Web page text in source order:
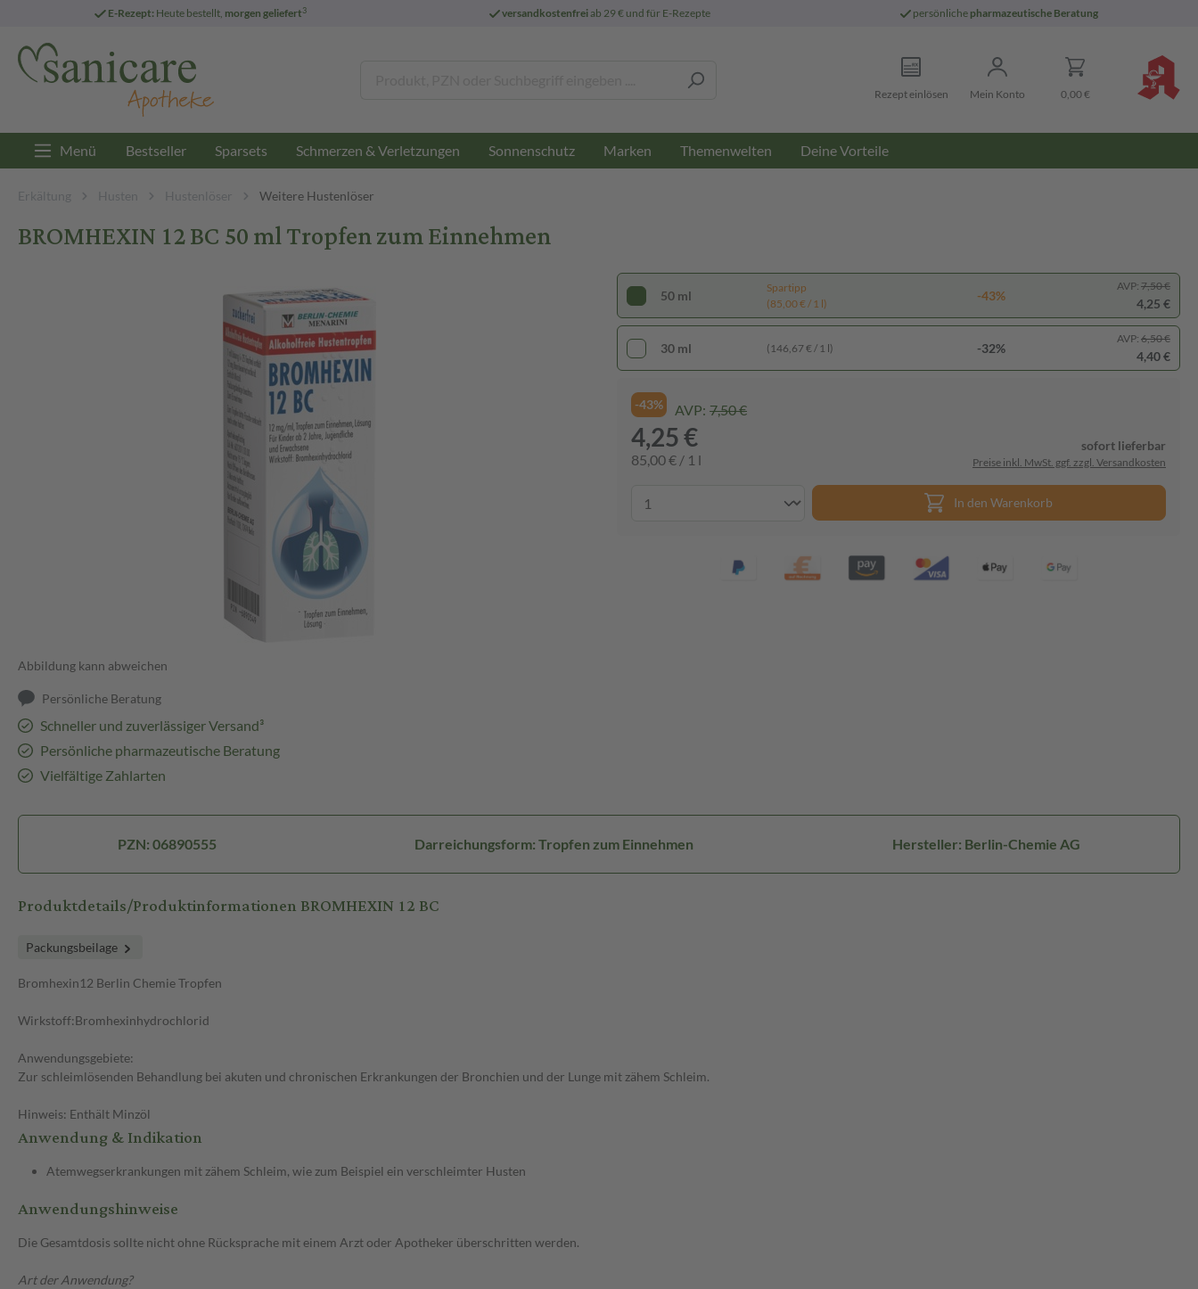
E-Rezept: Heute bestellt, morgen geliefert3 versandkostenfreiab 29 € und für E-Rezepte persönliche pharmazeutische Beratung
Rezept einlösen Mein Konto 0,00 €
Menü Bestseller Sparsets Schmerzen & Verletzungen Sonnenschutz Marken Themenwelten Deine Vorteile
Erkältung Husten Hustenlöser Weitere Hustenlöser
BROMHEXIN 12 BC 50 ml Tropfen zum Einnehmen
Abbildung kann abweichen
Persönliche Beratung
Schneller und zuverlässiger Versand³
Persönliche pharmazeutische Beratung
Vielfältige Zahlarten
50 ml
Spartipp
(85,00 € / 1 l)
-43%
AVP: 7,50 €
4,25 €
30 ml (146,67 € / 1 l) -32%
AVP: 6,50 €
4,40 €
-43% AVP: 7,50 €
4,25 €
85,00 € / 1 l
sofort lieferbar
Preise inkl. MwSt. ggf. zzgl. Versandkosten
In den Warenkorb
PZN: 06890555 Darreichungsform: Tropfen zum Einnehmen Hersteller: Berlin-Chemie AG
Produktdetails/Produktinformationen BROMHEXIN 12 BC
Packungsbeilage
Bromhexin12 Berlin Chemie Tropfen
Wirkstoff:Bromhexinhydrochlorid
Anwendungsgebiete:
Zur schleimlösenden Behandlung bei akuten und chronischen Erkrankungen der Bronchien und der Lunge mit zähem Schleim.
Hinweis: Enthält Minzöl
Anwendung & Indikation
Atemwegserkrankungen mit zähem Schleim, wie zum Beispiel ein verschleimter Husten
Anwendungshinweise
Die Gesamtdosis sollte nicht ohne Rücksprache mit einem Arzt oder Apotheker überschritten werden.
Art der Anwendung?